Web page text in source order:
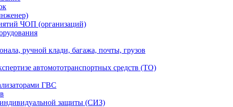
ЧОП (организаций)
ручной клади, багажа, почты, грузов
автомототранспортных средств (ТО)
ГВС
защиты (СИЗ)